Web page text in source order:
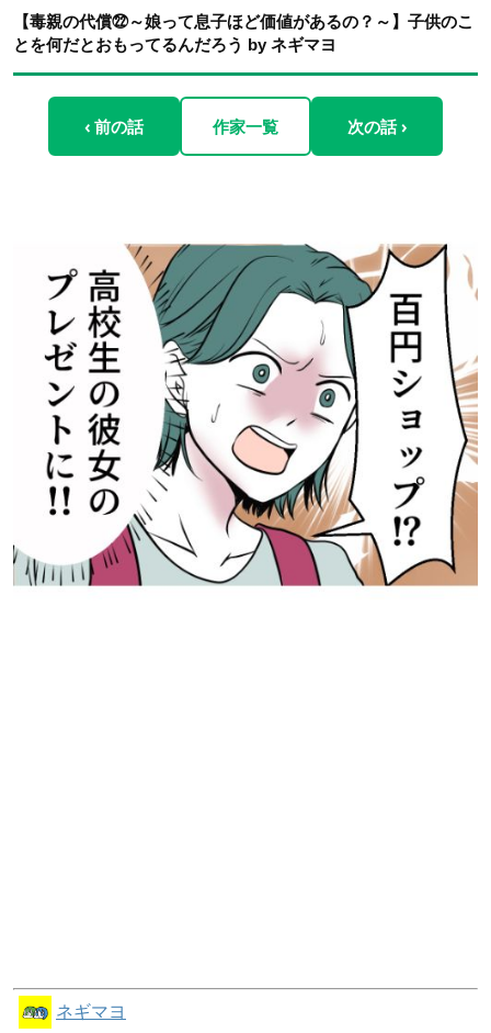
【毒親の代償㉒～娘って息子ほど価値があるの？～】子供のこ
とを何だとおもってるんだろう by ネギマヨ
‹ 前の話 作家一覧 次の話 ›
ネギマヨ